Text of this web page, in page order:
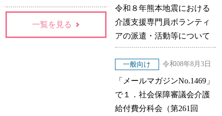
一覧を見る
令和８年熊本地震における
介護支援専門員ボランティ
アの派遣・活動等について
一般向け 令和08年8月3日
「メールマガジンNo.1469」
で１．社会保障審議会介護
給付費分科会（第261回